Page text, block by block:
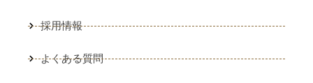
採用情報
よくある質問